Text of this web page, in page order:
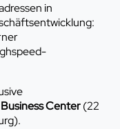
in
Center(22